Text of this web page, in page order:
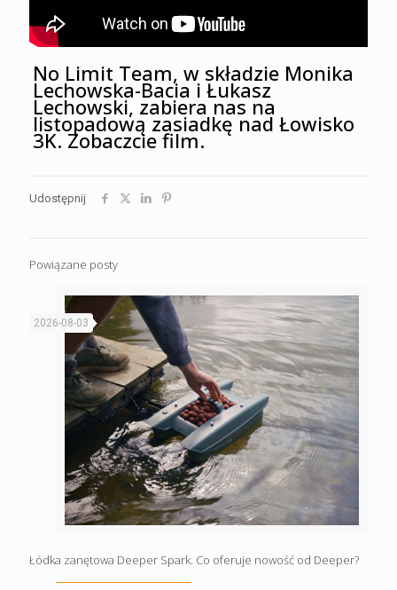
No Limit Team, w składzie Monika
Lechowska-Bacia i Łukasz
Lechowski, zabiera nas na
listopadową zasiadkę nad Łowisko
3K. Zobaczcie film.
Udostępnij
Powiązane posty
2026-08-03
Łódka zanętowa Deeper Spark. Co oferuje nowość od Deeper?